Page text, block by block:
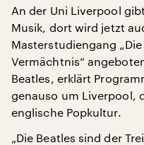
An der Uni Liverpool
Musik, dort wird jetzt
Masterstudiengang
Vermächtnis“
Beatles, erklärt
genauso um Liverpool,
englische Popkultur.
„Die Beatles sind der